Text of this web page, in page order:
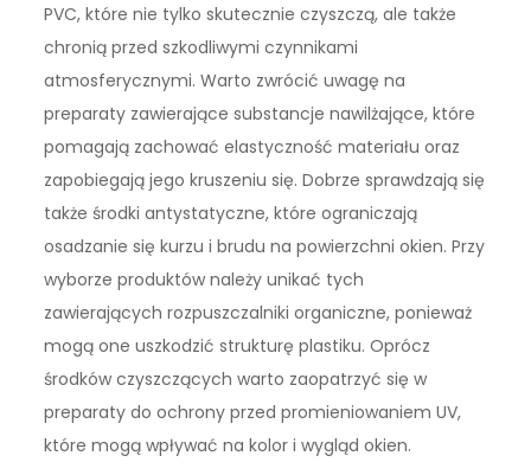
PVC, które nie tylko skutecznie czyszczą, ale także
chronią przed szkodliwymi czynnikami
atmosferycznymi. Warto zwrócić uwagę na
preparaty zawierające substancje nawilżające, które
pomagają zachować elastyczność materiału oraz
zapobiegają jego kruszeniu się. Dobrze sprawdzają się
także środki antystatyczne, które ograniczają
osadzanie się kurzu i brudu na powierzchni okien. Przy
wyborze produktów należy unikać tych
zawierających rozpuszczalniki organiczne, ponieważ
mogą one uszkodzić strukturę plastiku. Oprócz
środków czyszczących warto zaopatrzyć się w
preparaty do ochrony przed promieniowaniem UV,
które mogą wpływać na kolor i wygląd okien.